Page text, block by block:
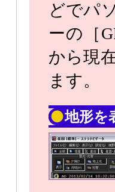
どでパ
ーの［
から現
ます。
地形を